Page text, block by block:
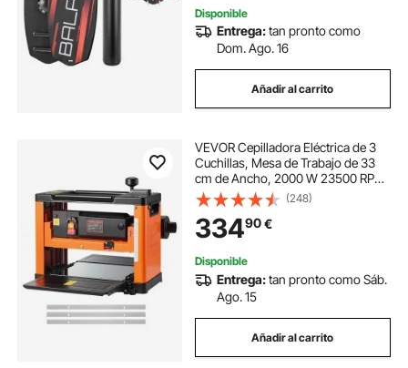
Disponible
Entrega:tan pronto como
Dom. Ago. 16
Añadir al carrito
VEVOR Cepilladora Eléctrica de 3
Cuchillas, Mesa de Trabajo de 33
cm de Ancho, 2000 W 23500 RPM
Moto Potente, Rodillo Doble,
Protección Contra Sobrecargas,
Sola Velocidad, para Madera
Dura/Blanda
(248)
33490€
Disponible
Entrega:tan pronto como Sáb.
Ago. 15
Añadir al carrito